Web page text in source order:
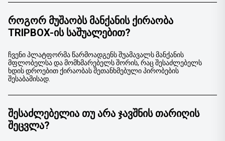
ᲠᲝᲒᲝᲠ ᲛᲣᲨᲐᲝᲑᲡ ᲛᲐᲜᲥᲐᲜᲘᲡ ᲥᲘᲠᲐᲝᲑᲐ
TRIPBOX-ᲘᲡ ᲡᲐᲨᲣᲐᲚᲔᲑᲘᲗ?
ჩვენი პლატფორმა წარმოადგენს შუამავალს მანქანის
მფლობელსა და მომხმარებელს შორის, რაც შესაძლებელს
ხდის დროებით ქირაობას შეთანხმებული პირობების
შესაბამისად.
ᲨᲔᲡᲐᲫᲚᲔᲑᲔᲚᲘᲐ ᲗᲣ ᲐᲠᲐ ᲯᲐᲕᲨᲜᲘᲡ ᲗᲐᲠᲘᲦᲘᲡ
ᲨᲔᲪᲕᲚᲐ?